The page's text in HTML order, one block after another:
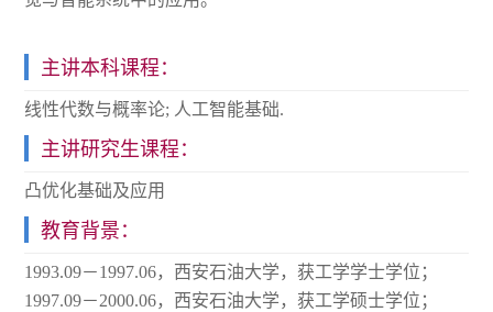
主讲本科课程：
线性代数与概率论; 人工智能基础.
主讲研究生课程：
凸优化基础及应用
教育背景：
1993.09－1997.06，西安石油大学，获工学学士学位；
1997.09－2000.06，西安石油大学，获工学硕士学位；